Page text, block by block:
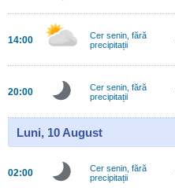
14:00
Cer senin, fără
precipitații
20:00
Cer senin, fără
precipitații
Luni, 10 August
02:00
Cer senin, fără
precipitații